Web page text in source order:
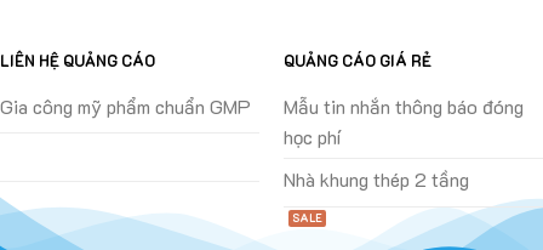
LIÊN HỆ QUẢNG CÁO
Gia công mỹ phẩm chuẩn GMP
QUẢNG CÁO GIÁ RẺ
Mẫu tin nhắn thông báo đóng
học phí
Nhà khung thép 2 tầng